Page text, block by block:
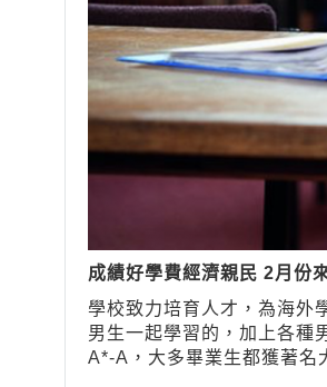
成績好學費經濟親民 2月份
學校致力培育人才，為海外
男生一起學習的，加上各種
A*-A，大多畢業生都獲著